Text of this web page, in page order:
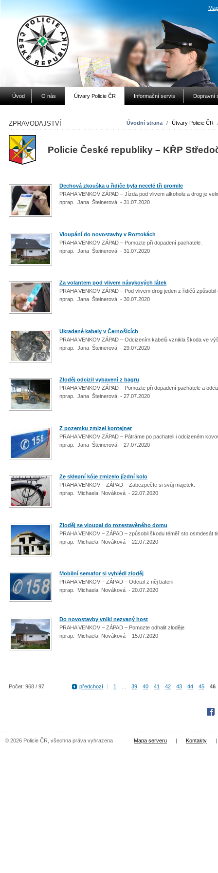
Úvod O nás Útvary Policie ČR Informační servis Dopravní
Úvodní strana / Útvary Policie ČR
ZPRAVODAJSTVÍ
Policie České republiky – KŘP
Dechová zkouška u řidiče byla necelé tři promile
PRAHA VENKOV ZÁPAD – Jízda pod vlivem alkoholu a drog je
nprap. Jana Šteinerová - 31.07.2020
Vloupání do novostavby v Roztokách
PRAHA VENKOV ZÁPAD – Pomozte při dopadení pachatele.
nprap. Jana Šteinerová - 31.07.2020
Za volantem pod vlivem návykových látek
PRAHA VENKOV ZÁPAD – Pod vlivem drog jeden z řidičů
nprap. Jana Šteinerová - 30.07.2020
Ukradené kabely v Černošicích
PRAHA VENKOV ZÁPAD – Odcizením kabelů vznikla škoda ve
nprap. Jana Šteinerová - 29.07.2020
Zloděj odcizil vybavení z bagru
PRAHA VENKOV ZÁPAD – Pomozte při dopadení pachatele a
nprap. Jana Šteinerová - 27.07.2020
Z pozemku zmizel kontejner
PRAHA VENKOV ZÁPAD – Pátráme po pachateli i odcizeném
nprap. Jana Šteinerová - 27.07.2020
Ze sklepní kóje zmizelo jízdní kolo
PRAHA VENKOV – ZÁPAD – Zabezpečte si svůj majetek.
nprap. Michaela Nováková - 22.07.2020
Zloděj se vloupal do rozestavěného domu
PRAHA VENKOV – ZÁPAD – způsobil škodu téměř sto osmdesát
nprap. Michaela Nováková - 22.07.2020
Mobilní semafor si vyhlédl zloděj
PRAHA VENKOV – ZÁPAD – Odcizil z něj baterii.
nprap. Michaela Nováková - 20.07.2020
Do novostavby vnikl nezvaný host
PRAHA VENKOV – ZÁPAD – Pomozte odhalit zloděje.
nprap. Michaela Nováková - 15.07.2020
Počet: 968 / 97 předchozí | 1 39 40 41 42 43 44 45 46
© 2026 Policie ČR, všechna práva vyhrazena Mapa serveru | Kontakty |